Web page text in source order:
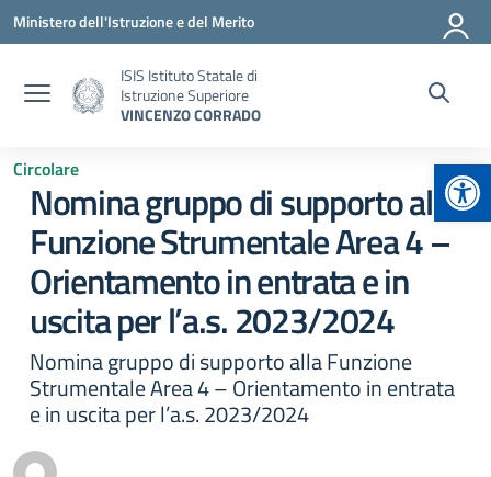
Vai ai contenuti
Vai al menu di navigazione
Vai al footer
Ministero dell'Istruzione e del Merito
ISIS Istituto Statale di
Istruzione Superiore
VINCENZO CORRADO
Circolare
Nomina gruppo di supporto alla
Funzione Strumentale Area 4 –
Orientamento in entrata e in
uscita per l’a.s. 2023/2024
Nomina gruppo di supporto alla Funzione
Strumentale Area 4 – Orientamento in entrata
e in uscita per l’a.s. 2023/2024